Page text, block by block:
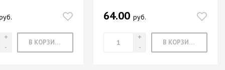
В КОРЗИНУ
64.00руб.
В КОРЗИНУ